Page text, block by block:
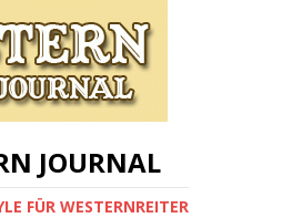
JOURNAL
FÜR WESTERNREITER